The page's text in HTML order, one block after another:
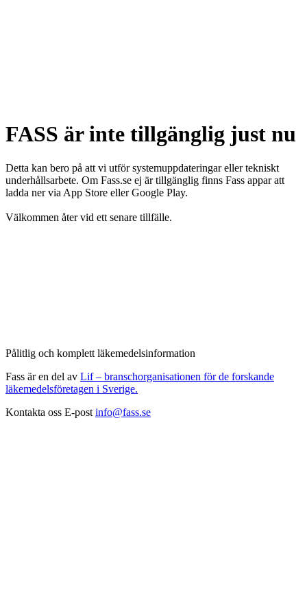
FASS är inte tillgänglig just nu
Detta kan bero på att vi utför systemuppdateringar eller tekniskt
underhållsarbete. Om Fass.se ej är tillgänglig finns Fass appar att
ladda ner via App Store eller Google Play.
Välkommen åter vid ett senare tillfälle.
Pålitlig och komplett läkemedelsinformation
Fass är en del av Lif – branschorganisationen för de forskande
läkemedelsföretagen i Sverige.
Kontakta oss E-post info@fass.se